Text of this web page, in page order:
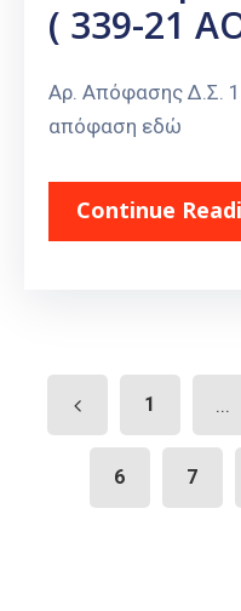
( 339-21
Αρ. Απόφασης Δ.Σ.
απόφαση εδώ
Continue
1 ...
6 7